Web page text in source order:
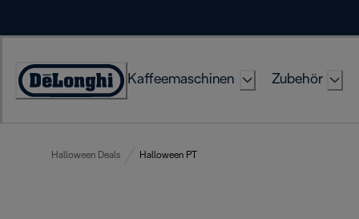
Erklärung
Kaffeemaschinen Zubehör
Halloween Deals Halloween PT